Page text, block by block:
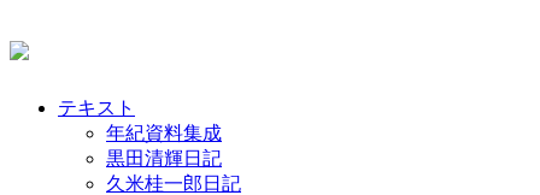
テキスト
年紀資料集成
黒田清輝日記
久米桂一郎日記